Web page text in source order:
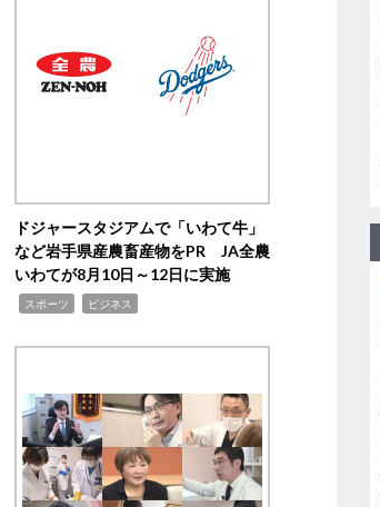
ドジャースタジアムで「いわて牛」
など岩手県産農畜産物をPR JA全農
いわてが8月10日～12日に実施
スポーツ ビジネス